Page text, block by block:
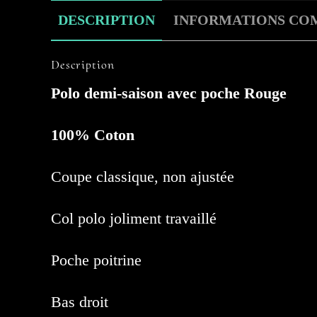
DESCRIPTION INFORMATIONS
Description
Polo demi-saison avec poche Rouge
100% Coton
Coupe classique, non ajustée
Col polo joliment travaillé
Poche poitrine
Bas droit